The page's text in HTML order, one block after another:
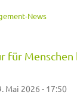
News
für Menschen
Mai 2026 - 17:50